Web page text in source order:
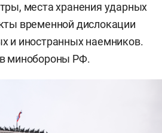
места хранения ударных
временной дислокации
и иностранных наемников.
в минобороны РФ.